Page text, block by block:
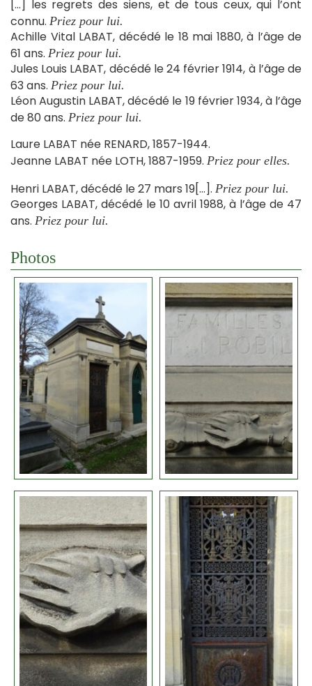
[…] les regrets des siens, et de tous ceux, qui l’ont
connu. Priez pour lui.
Achille Vital LABAT, décédé le 18 mai 1880, à l’âge de
61 ans. Priez pour lui.
Jules Louis LABAT, décédé le 24 février 1914, à l’âge de
63 ans. Priez pour lui.
Léon Augustin LABAT, décédé le 19 février 1934, à l’âge
de 80 ans. Priez pour lui.
Laure LABAT née RENARD, 1857-1944.
Jeanne LABAT née LOTH, 1887-1959. Priez pour elles.
Henri LABAT, décédé le 27 mars 19[…]. Priez pour lui.
Georges LABAT, décédé le 10 avril 1988, à l’âge de 47
ans. Priez pour lui.
Photos